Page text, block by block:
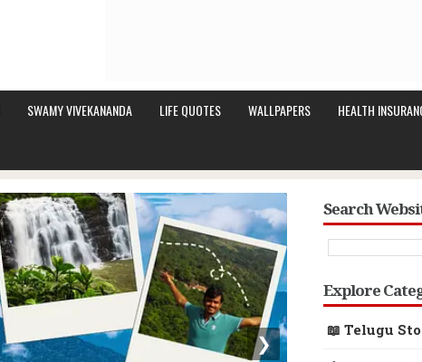
SWAMY VIVEKANANDA LIFE QUOTES WALLPAPERS HEALTH
❯
Search
Explore
📖 Telugu